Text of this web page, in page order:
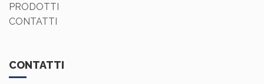
PRODOTTI
CONTATTI
CONTATTI